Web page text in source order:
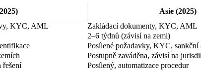
Asie (2025)
KYC, AML
Zakládací dokumenty, KYC, AML
2–6 týdnů (závisí na zemi)
Posílené požadavky, KYC, sankční
Postupně zaváděna, závisí na
řešení
Posílený, automatizace procedur